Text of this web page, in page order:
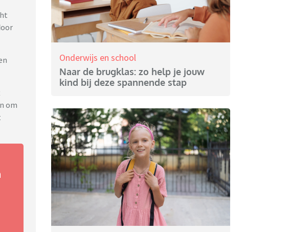
om
Onderwijs en school
Naar de brugklas: zo help je jouw
kind bij deze spannende stap